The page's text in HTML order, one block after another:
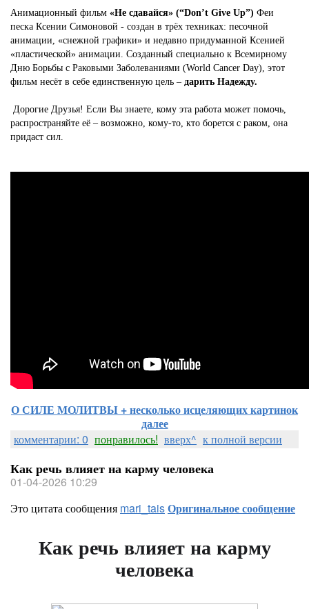
Анимационный фильм «Не сдавайся» (“Don’t Give Up”) Феи
песка Ксении Симоновой - создан в трёх техниках: песочной
анимации, «снежной графики» и недавно придуманной Ксенией
«пластической» анимации. Созданный специально к Всемирному
Дню Борьбы с Раковыми Заболеваниями (World Cancer Day), этот
фильм несёт в себе единственную цель – дарить Надежду.
Дорогие Друзья! Если Вы знаете, кому эта работа может помочь,
распространяйте её – возможно, кому-то, кто борется с раком, она
придаст сил.
О СИЛЕ МОЛИТВЫ + несколько исцеляющих картинок
далее
комментарии: 0 понравилось! вверх^ к полной версии
Как речь влияет на карму человека
01-04-2026 10:29
Это цитата сообщения mari_taisОригинальное сообщение
Как речь влияет на карму
человека